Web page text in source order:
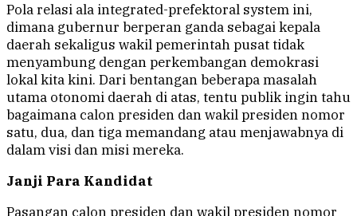
Pola relasi ala integrated-prefektoral system ini,
dimana gubernur berperan ganda sebagai kepala
daerah sekaligus wakil pemerintah pusat tidak
menyambung dengan perkembangan demokrasi
lokal kita kini. Dari bentangan beberapa masalah
utama otonomi daerah di atas, tentu publik ingin tahu
bagaimana calon presiden dan wakil presiden nomor
satu, dua, dan tiga memandang atau menjawabnya di
dalam visi dan misi mereka.
Janji Para Kandidat
Pasangan calon presiden dan wakil presiden nomor